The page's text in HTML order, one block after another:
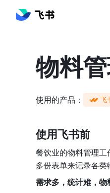
物料
使用的产品： 飞
使用飞书前
餐饮业的物料管理工
多份表单来记录各类
需求多，统计难，物